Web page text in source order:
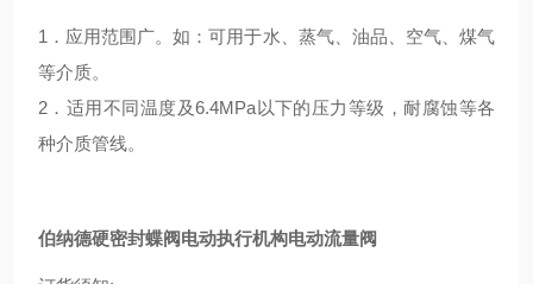
1．应用范围广。如：可用于水、蒸气、油品、空气、煤气
等介质。
2．适用不同温度及6.4MPa以下的压力等级，耐腐蚀等各
种介质管线。
伯纳德硬密封蝶阀电动执行机构电动流量阀